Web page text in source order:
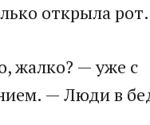
открыла рот.
жалко? — уже с
— Люди в